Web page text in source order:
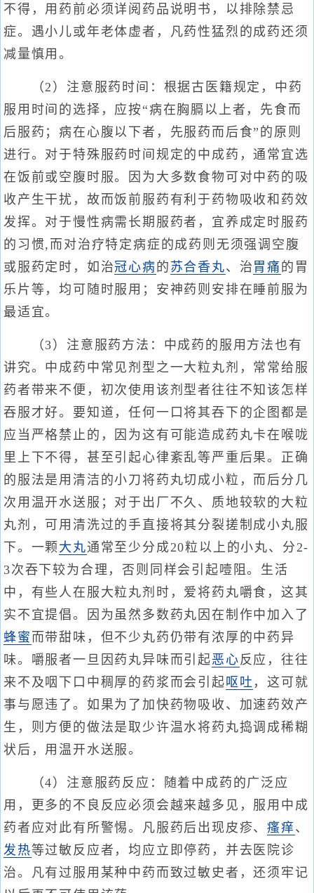
不得，用药前必须详阅药品说明书，以排除禁忌
症。遇小儿或年老体虚者，凡药性猛烈的成药还须
减量慎用。
（2）注意服药时间：根据古医籍规定，中药
服用时间的选择，应按“病在胸膈以上者，先食而
后服药；病在心腹以下者，先服药而后食”的原则
进行。对于特殊服药时间规定的中成药，通常宜选
在饭前或空腹时服。因为大多数食物可对中药的吸
收产生干扰，故而饭前服药有利于药物吸收和药效
发挥。对于慢性病需长期服药者，宜养成定时服药
的习惯,而对治疗特定病症的成药则无须强调空腹
或服药定时，如治冠心病 的 苏合香丸、治 胃痛 的胃
乐片等，均可随时服用；安神药则安排在睡前服为
最适宜。
（3）注意服药方法：中成药的服用方法也有
讲究。中成药中常见剂型之一大粒丸剂，常常给服
药者带来不便，初次使用该剂型者往往不知该怎样
吞服才好。要知道，任何一口将其吞下的企图都是
应当严格禁止的，因为这有可能造成药丸卡在喉咙
里上下不得，甚至引起心律紊乱等严重后果。正确
的服法是用清洁的小刀将药丸切成小粒，而后分几
次用温开水送服；对于出厂不久、质地较软的大粒
丸剂，可用清洗过的手直接将其分裂搓制成小丸服
下。一颗 大丸通常至少分成20粒以上的小丸、分2-
3次吞下较为合理，否则同样会引起噎阻。生活
中，有些人在服大粒丸剂时，爱将药丸嚼食，这其
实不宜提倡。因为虽然多数药丸因在制作中加入了
蜂蜜 而带甜味，但不少丸药仍带有浓厚的中药异
味。嚼服者一旦因药丸异味而引起恶心反应，往往
来不及咽下口中稠厚的药浆而会引起呕吐 ，这可就
事与愿违了。如果为了加快药物吸收、加速药效产
生，则方便的做法是取少许温水将药丸捣调成稀糊
状后，用温开水送服。
（4）注意服药反应：随着中成药的广泛应
用，更多的不良反应必须会越来越多见，服用中成
药者应对此有所警惕。凡服药后出现皮疹、瘙痒 、
发热等过敏反应者，均应立即停药，并去医院诊
治。凡有过服用某种中药而致过敏史者，还须牢记